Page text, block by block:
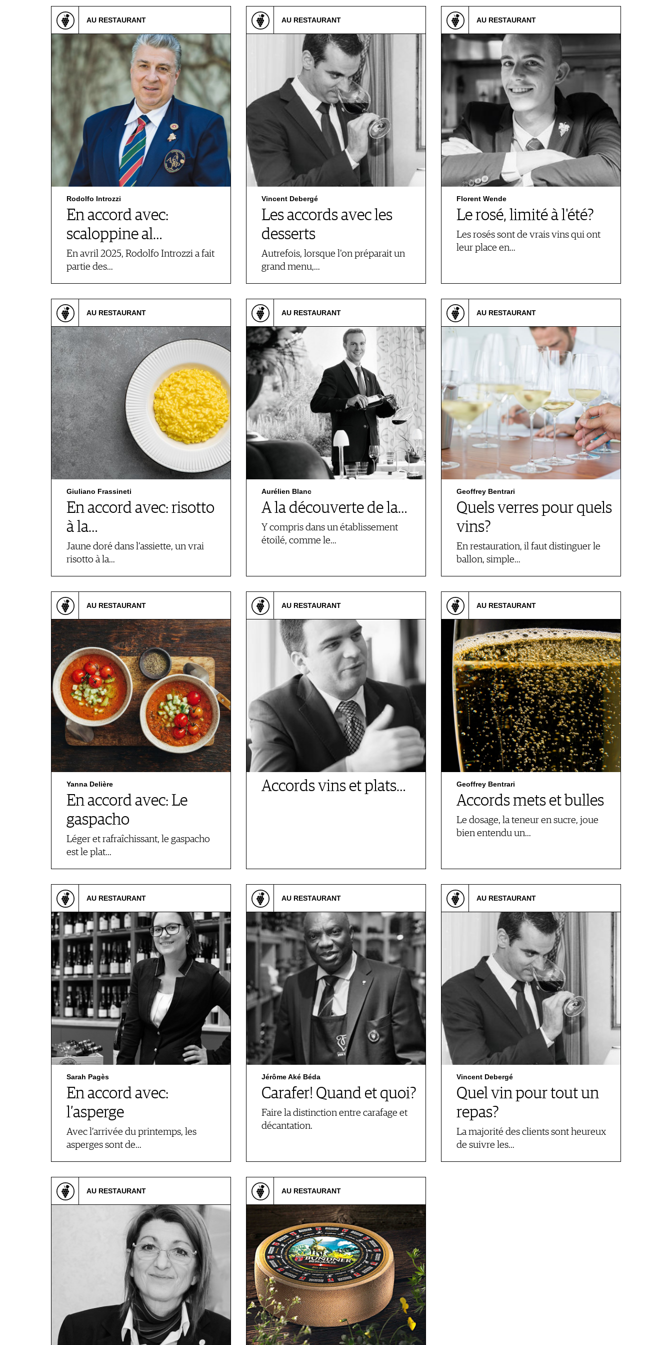
SUISSE ROMANDE
AU RESTAURANT
Rodolfo Introzzi
En accord avec:
scaloppine al…
En avril 2025, Rodolfo Introzzi a fait
partie des…
AU RESTAURANT
Giuliano Frassineti
En accord avec: risotto
à la…
Jaune doré dans l’assiette, un vrai
risotto à la…
AU RESTAURANT
Yanna Delière
En accord avec: Le
gaspacho
Léger et rafraîchissant, le gaspacho
est le plat…
AU RESTAURANT
Sarah Pagès
En accord avec:
l’asperge
Avec l’arrivée du printemps, les
asperges sont de…
AU RESTAURANT
AU RESTAURANT
Vincent Debergé
Les accords avec les
desserts
Autrefois, lorsque l'on préparait un
grand menu,…
AU RESTAURANT
Aurélien Blanc
A la découverte de la…
Y compris dans un établissement
étoilé, comme le…
AU RESTAURANT
Accords vins et plats…
AU RESTAURANT
Jérôme Aké Béda
Carafer! Quand et quoi?
Faire la distinction entre carafage et
décantation.
AU RESTAURANT
AU RESTAURANT
Florent Wende
Le rosé, limité à l'été?
Les rosés sont de vrais vins qui ont
leur place en…
AU RESTAURANT
Geoffrey Bentrari
Quels verres pour quels
vins?
En restauration, il faut distinguer le
ballon, simple…
AU RESTAURANT
Geoffrey Bentrari
Accords mets et bulles
Le dosage, la teneur en sucre, joue
bien entendu un…
AU RESTAURANT
Vincent Debergé
Quel vin pour tout un
repas?
La majorité des clients sont heureux
de suivre les…